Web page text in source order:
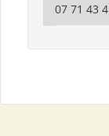
07 71 43